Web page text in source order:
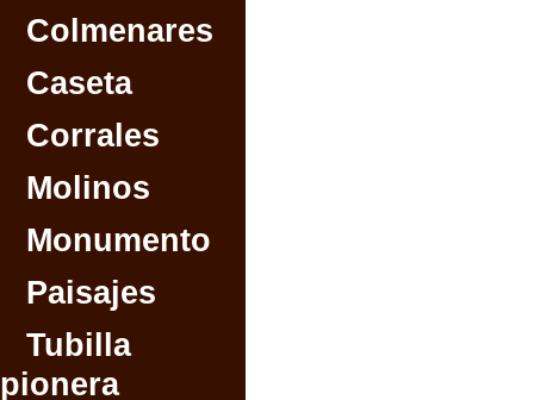
Colmenares
Caseta
Corrales
Molinos
Monumento
Paisajes
Tubilla
pionera